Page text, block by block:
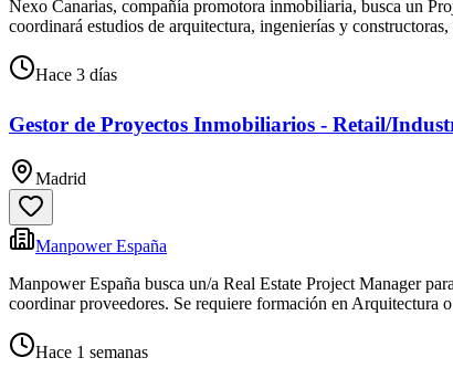
Nexo Canarias, compañía promotora inmobiliaria, busca un
coordinará estudios de arquitectura, ingenierías y constructoras,
Hace 3 días
Gestor de Proyectos Inmobiliarios - Retail/
Madrid
Manpower España
Manpower España busca un/a Real Estate Project Manager
coordinar proveedores. Se requiere formación en Arquitectura
Hace 1 semanas